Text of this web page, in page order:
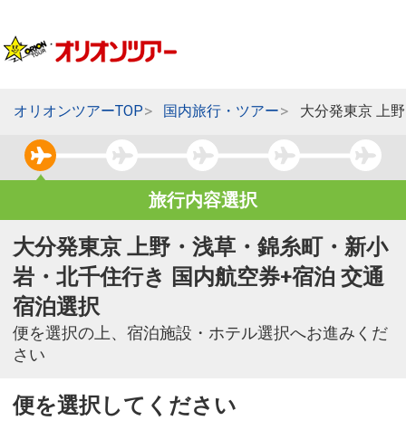
オリオンツアーTOP 国内旅行・ツアー 大分発東京 上
旅行内容選択
大分発東京 上野・浅草・錦糸町・新小
岩・北千住行き 国内航空券+宿泊 交通
宿泊選択
便を選択の上、宿泊施設・ホテル選択へお進みくだ
さい
便を選択してください